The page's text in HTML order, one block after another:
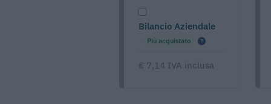
Bilancio Aziendale
Più acquistato
€ 7,14 IVA inclusa